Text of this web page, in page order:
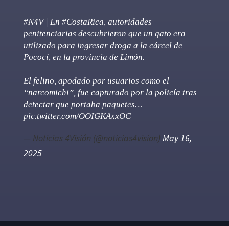
#N4V| En #CostaRica, autoridades
penitenciarias descubrieron que un gato era
utilizado para ingresar droga a la cárcel de
Pococí, en la provincia de Limón.
El felino, apodado por usuarios como el
“narcomichi”, fue capturado por la policía tras
detectar que portaba paquetes…
pic.twitter.com/OOIGKAxxOC
— Noticias 4Visión (@noticias4vision) May 16,
2025